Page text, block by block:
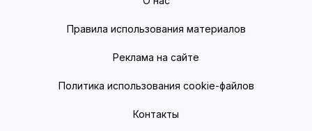
Правила использования материалов
Реклама на сайте
Политика использования cookie-файлов
Контакты